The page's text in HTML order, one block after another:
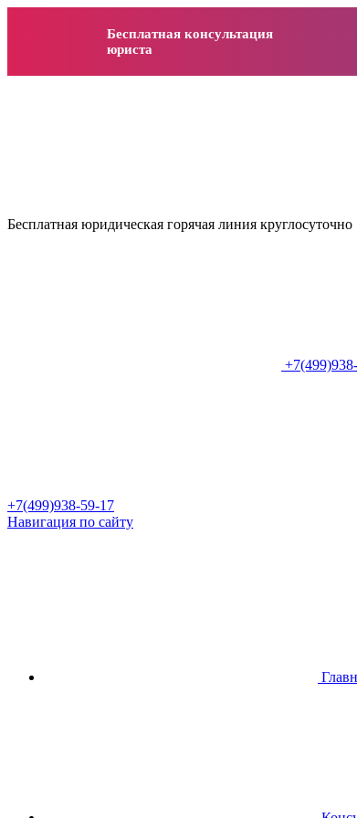
Бесплатная консультация
юриста
Бесплатная юридическая горячая линия круглосуточно
+7(499)938-59-17
Навигация по сайту